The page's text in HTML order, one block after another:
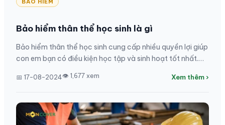
BẢO HIỂM
Bảo hiểm thân thể học sinh là gì
Bảo hiểm thân thể học sinh cung cấp nhiều quyền lợi giúp
con em bạn có điều kiện học tập và sinh hoạt tốt nhất.
📅 17-08-2024👁 1,677 xem Xem thêm ›